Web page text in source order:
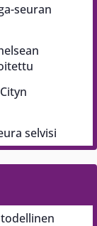
seuran
selvisi